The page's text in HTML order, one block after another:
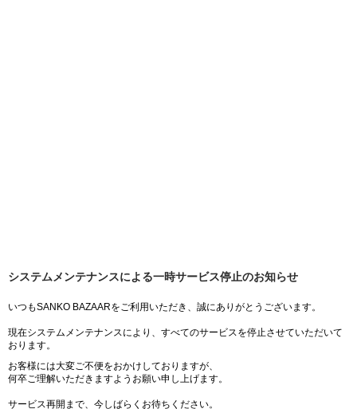
システムメンテナンスによる一時サービス停止のお知らせ
いつもSANKO BAZAARをご利用いただき、誠にありがとうございます。
現在システムメンテナンスにより、すべてのサービスを停止させていただいて
おります。
お客様には大変ご不便をおかけしておりますが、
何卒ご理解いただきますようお願い申し上げます。
サービス再開まで、今しばらくお待ちください。